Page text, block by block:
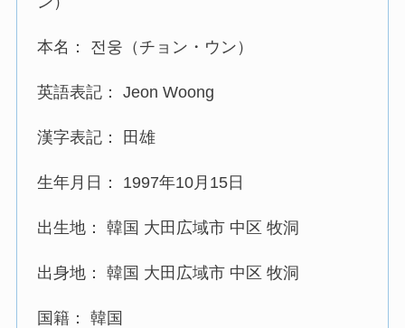
本名： 전웅（チョン・ウン）
英語表記： Jeon Woong
漢字表記： 田雄
生年月日： 1997年10月15日
出生地： 韓国 大田広域市 中区 牧洞
出身地： 韓国 大田広域市 中区 牧洞
国籍： 韓国